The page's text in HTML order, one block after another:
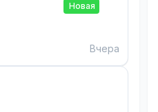
Новая
Вчера